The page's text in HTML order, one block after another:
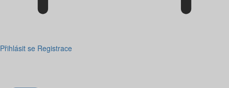
Přihlásit se Registrace